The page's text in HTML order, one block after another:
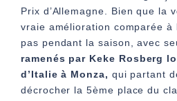
Prix d’Allemagne. Bien que la
vraie amélioration comparée
pas pendant la saison, avec
ramenés par Keke Rosberg
d’Italie à Monza, qui partant
décrocher la 5ème place du